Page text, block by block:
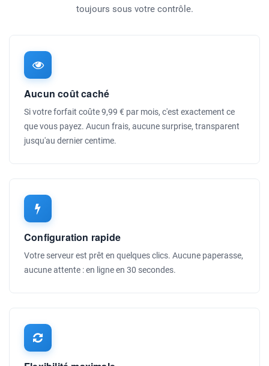
toujours sous votre contrôle.
Aucun coût caché
Si votre forfait coûte 9,99 € par mois, c'est exactement ce
que vous payez. Aucun frais, aucune surprise, transparent
jusqu'au dernier centime.
Configuration rapide
Votre serveur est prêt en quelques clics. Aucune paperasse,
aucune attente : en ligne en 30 secondes.